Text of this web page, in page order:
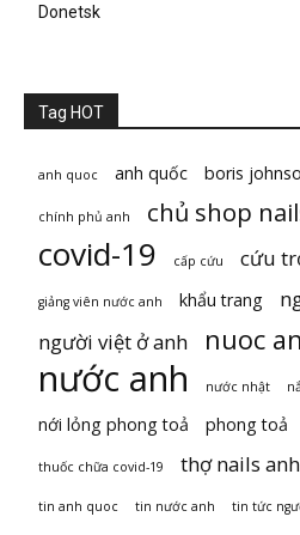
Donetsk
Tag HOT
anh quoc anh quốc boris
chính phủ anh chủ shop
covid-19 cấp cứu cứu
giảng viên nước anh khẩu trang
người việt ở anh nuoc
nước anh nước nhật
nới lỏng phong toả phong toả
thuốc chữa covid-19 thợ nails anh
tin anh quoc tin nước anh tin tức